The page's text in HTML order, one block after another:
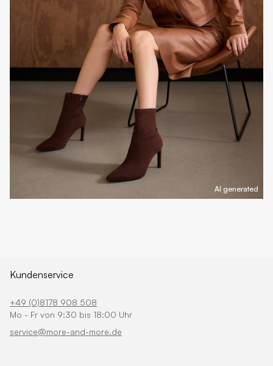
AI generated
Kundenservice
+49 (0)8178 908 508
Mo - Fr von 9:30 bis 18:00 Uhr
service@more-and-more.de